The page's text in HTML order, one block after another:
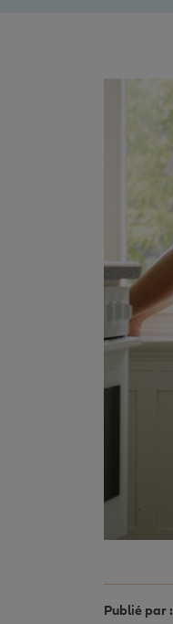
Publié par :